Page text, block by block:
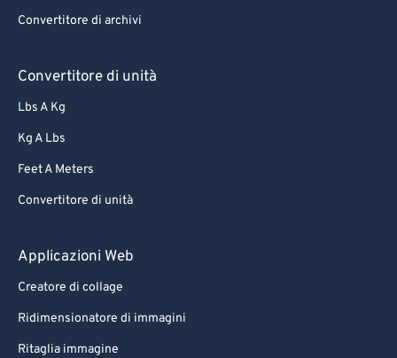
Convertitore di archivi
Convertitore di unità
Lbs A Kg
Kg A Lbs
Feet A Meters
Convertitore di unità
Applicazioni Web
Creatore di collage
Ridimensionatore di immagini
Ritaglia immagine